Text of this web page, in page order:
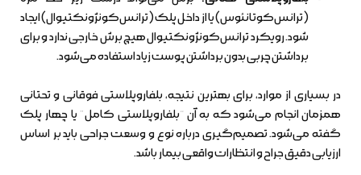
(ترانس‌کوتانئوس) یا از داخل پلک (ترانس‌کونژونکتیوال) ایجاد
شود. رویکرد ترانس‌کونژونکتیوال هیچ برش خارجی ندارد و برای
برداشتن چربی بدون برداشتن پوست زیاد استفاده می‌شود.
در بسیاری از موارد، برای بهترین نتیجه، بلفاروپلاستی فوقانی و تحتانی
همزمان انجام می‌شود که به آن “بلفاروپلاستی کامل” یا چهار پلک
گفته می‌شود. تصمیم‌گیری درباره نوع و وسعت جراحی باید بر اساس
ارزیابی دقیق جراح و انتظارات واقعی بیمار باشد.